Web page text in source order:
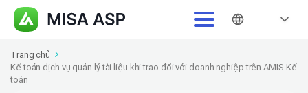
Trang chủ
Kế toán dịch vụ quản lý tài liệu khi trao đổi với doanh nghiệp trên AMIS Kế
toán